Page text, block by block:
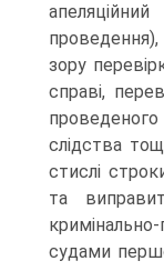
зору
справі,
проведеного
слідства
стислі
та
судами